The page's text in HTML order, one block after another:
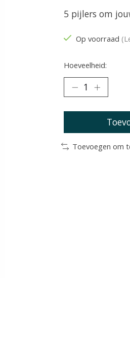
5 pijlers om
Op voorraad
Hoeveelheid:
Toevoegen om